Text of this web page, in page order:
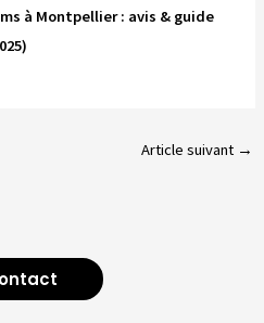
à Montpellier : avis & guide
Article suivant →